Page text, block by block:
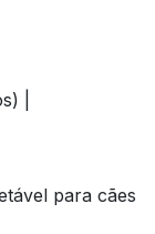
|
para cães